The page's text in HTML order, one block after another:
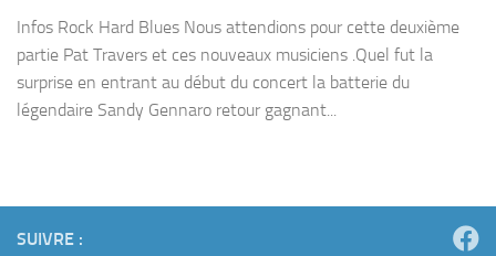
Infos Rock Hard Blues Nous attendions pour cette deuxième
partie Pat Travers et ces nouveaux musiciens .Quel fut la
surprise en entrant au début du concert la batterie du
légendaire Sandy Gennaro retour gagnant...
SUIVRE :